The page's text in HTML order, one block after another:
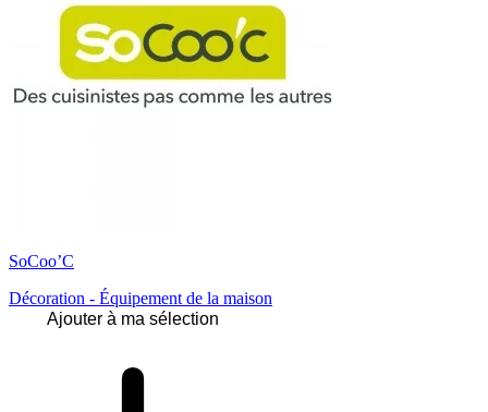
SoCoo’C
Décoration - Équipement de la maison
Ajouter à ma sélection